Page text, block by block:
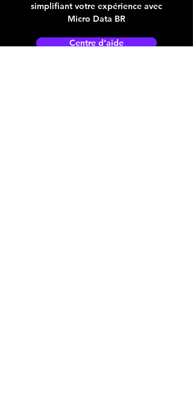
simplifiant votre expérience avec
Micro Data BR
Centre d’aide